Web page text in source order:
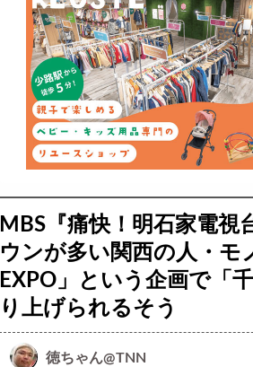
MBS『痛快！明石家電
ウンが多い関西の人・モ
EXPO」という企画で「
り上げられるそう
徳ちゃん@TNN